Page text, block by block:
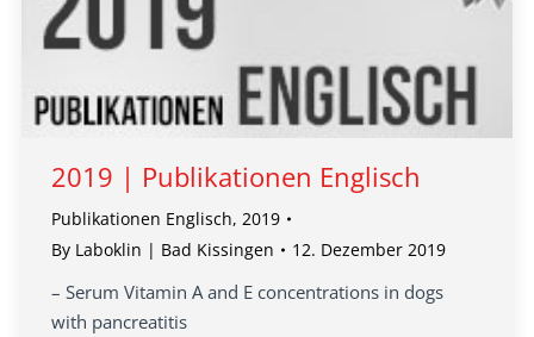
2019 | Publikationen Englisch
Publikationen Englisch, 2019
By Laboklin | Bad Kissingen 12. Dezember 2019
– Serum Vitamin A and E concentrations in dogs
with pancreatitis